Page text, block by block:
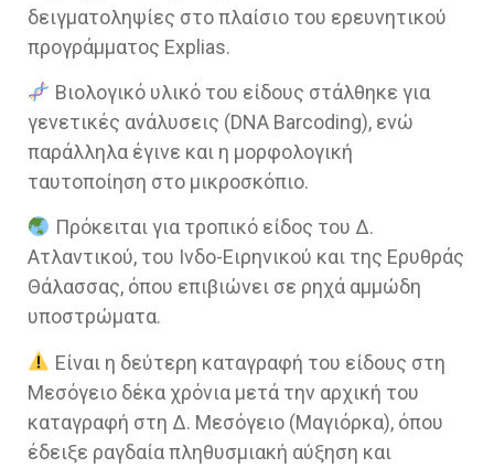
δειγματοληψίες στο πλαίσιο του ερευνητικού
προγράμματος Explias.
Βιολογικό υλικό του είδους στάλθηκε για
γενετικές ανάλυσεις (DNA Barcoding), ενώ
παράλληλα έγινε και η μορφολογική
ταυτοποίηση στο μικροσκόπιο.
Πρόκειται για τροπικό είδος του Δ.
Ατλαντικού, του Ινδο-Ειρηνικού και της Ερυθράς
Θάλασσας, όπου επιβιώνει σε ρηχά αμμώδη
υποστρώματα.
Είναι η δεύτερη καταγραφή του είδους στη
Μεσόγειο δέκα χρόνια μετά την αρχική του
καταγραφή στη Δ. Μεσόγειο (Μαγιόρκα), όπου
έδειξε ραγδαία πληθυσμιακή αύξηση και